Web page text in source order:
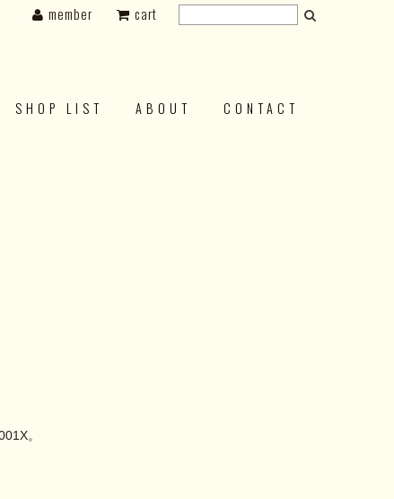
SHOP LIST ABOUT CONTACT
member cart
。